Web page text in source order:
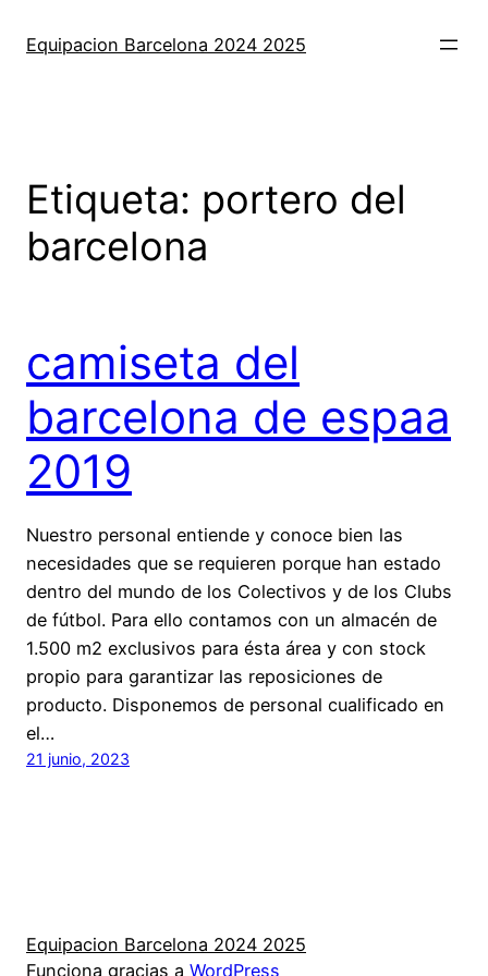
Equipacion Barcelona 2024 2025
Etiqueta: portero del
barcelona
camiseta del
barcelona de espaa
2019
Nuestro personal entiende y conoce bien las
necesidades que se requieren porque han estado
dentro del mundo de los Colectivos y de los Clubs
de fútbol. Para ello contamos con un almacén de
1.500 m2 exclusivos para ésta área y con stock
propio para garantizar las reposiciones de
producto. Disponemos de personal cualificado en
el…
21 junio, 2023
Equipacion Barcelona 2024 2025
Funciona gracias a WordPress